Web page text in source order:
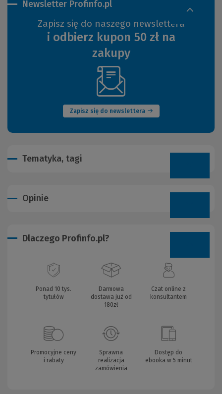
Newsletter Profinfo.pl
Zapisz się do naszego newslettera
i odbierz kupon 50 zł na
zakupy
Zapisz się do newslettera
(Nowe
okno)
Tematyka, tagi
Opinie
Dlaczego Profinfo.pl?
Ponad 10 tys.
tytułów
Darmowa
dostawa już od
180zł
Czat online z
konsultantem
Promocyjne ceny
i rabaty
Sprawna
realizacja
zamówienia
Dostęp do
ebooka w 5 minut